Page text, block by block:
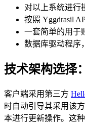
对以上系统进行
按照 Yggdrasil
一套简单的用于
数据库驱动程序
技术架构选择
客户端采用第三方
时自动引导其采用该
本进行更新操作。这